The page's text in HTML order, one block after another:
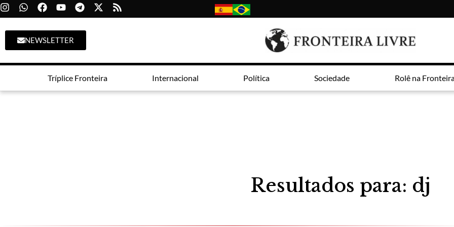
NEWSLETTER
Tríplice Fronteira Internacional Política Sociedade Rolê na
Resultados para: dj